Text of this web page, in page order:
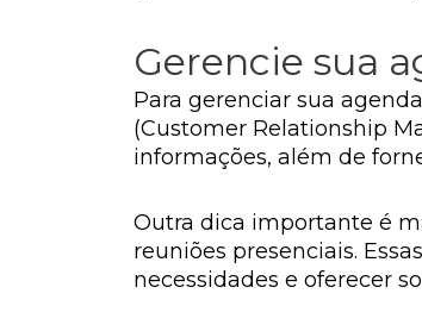
Gerencie sua
Para gerenciar sua
(Customer Relationship
informações, além de
Outra dica importante é
reuniões presenciais.
necessidades e oferecer